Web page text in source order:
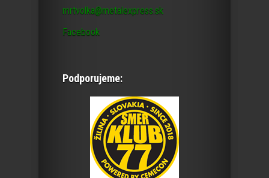
mrtvolka@metalexpress.sk
Facebook
Podporujeme: